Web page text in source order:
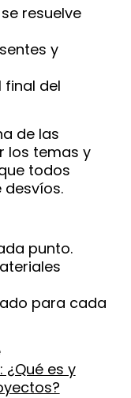
resuelve
y
final del
de las
los temas y
todos
punto.
para cada
es y